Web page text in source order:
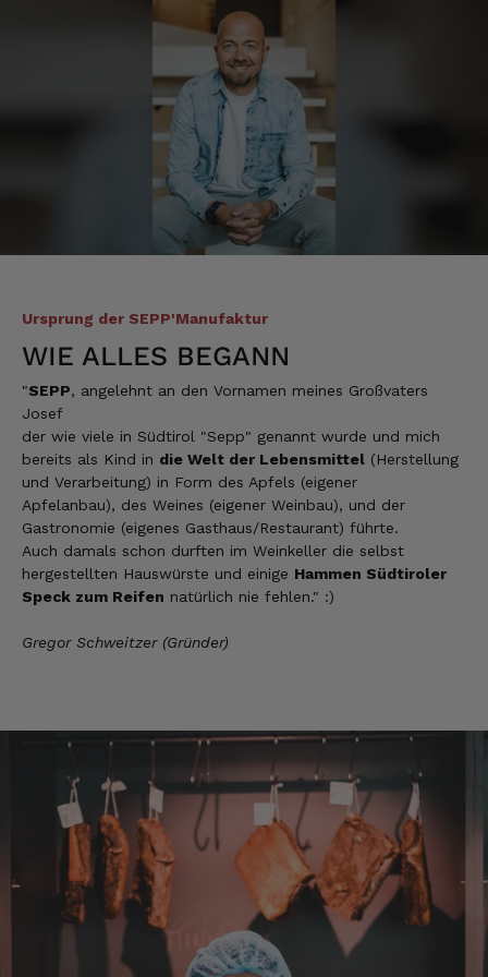
Ursprung der SEPP'Manufaktur
WIE ALLES BEGANN
"SEPP, angelehnt an den Vornamen meines Großvaters
Josef
der wie viele in Südtirol "Sepp" genannt wurde und mich
bereits als Kind in die Welt der Lebensmittel (Herstellung
und Verarbeitung) in Form des Apfels (eigener
Apfelanbau), des Weines (eigener Weinbau), und der
Gastronomie (eigenes Gasthaus/Restaurant) führte.
Auch damals schon durften im Weinkeller die selbst
hergestellten Hauswürste und einige Hammen Südtiroler
Speck zum Reifen natürlich nie fehlen." :)
Gregor Schweitzer (Gründer)
was dabei. Für mich passt die Preis-Leistung
ebenso. Ich bleib dabei.
Tatsiana
Verifizierter Kunde
Schnelle Lieferung.Sehr zufrieden.Danke.
Lecker Probierpaket, schnelle Lieferung. Top
Verifizierter Kunde
Die Produkte finde ich immer wieder sehr
gut, Bestelle sie wieder 😋
7.8.2026
Anonym
köstlich und ruckzuck aufgegessen!!!!!!!
Ulrich Karl
Verifizierter Kunde
1 A Qualität, preiswert und schnell. Gern
wieder. Danke!
7.8.2026
Stefan
Verifizierter Kunde